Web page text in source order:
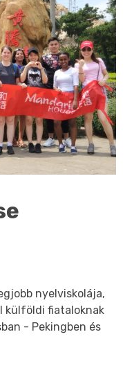
nyelviskolája,
külföldi fiataloknak
- Pekingben és